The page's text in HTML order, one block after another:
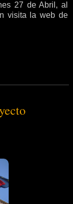
27 de Abril, al
visita la web de